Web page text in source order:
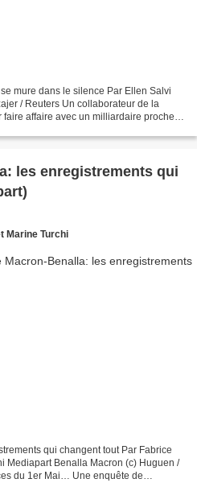
mure dans le silence Par Ellen Salvi
/ Reuters Un collaborateur de la
affaire avec un milliardaire proche
les enregistrements qui
Marine Turchi
qui changent tout Par Fabrice
Mediapart Benalla Macron (c) Huguen /
du 1er Mai… Une enquête de